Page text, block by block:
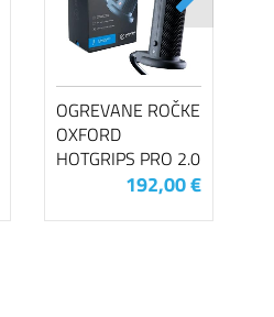
OGREVANE ROČKE
OXFORD
HOTGRIPS PRO 2.0
192,00 €